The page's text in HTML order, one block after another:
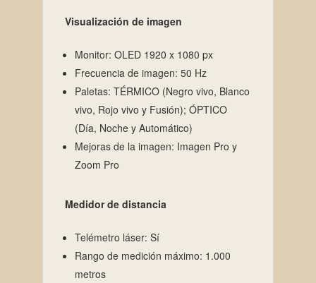
Visualización de imagen
Monitor: OLED 1920 x 1080 px
Frecuencia de imagen: 50 Hz
Paletas: TÉRMICO (Negro vivo, Blanco
vivo, Rojo vivo y Fusión); ÓPTICO
(Día, Noche y Automático)
Mejoras de la imagen: Imagen Pro y
Zoom Pro
Medidor de distancia
Telémetro láser: Sí
Rango de medición máximo: 1.000
metros